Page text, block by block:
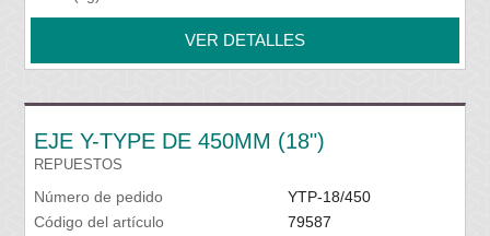
VER DETALLES
EJE Y-TYPE DE 450MM (18")
REPUESTOS
Número de pedido
YTP-18/450
Código del artículo
79587